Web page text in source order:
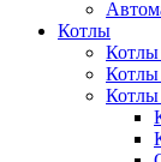
Котлы
Котлы
Котлы